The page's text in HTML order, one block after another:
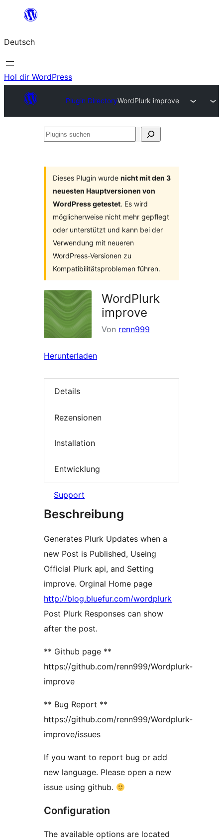
springen
Deutsch
Hol dir WordPress
Plugin DirectoryWordPlurk improve
Plugins
Dieses Plugin wurde nicht mit den 3
neuesten Hauptversionen von
WordPress getestet. Es wird
möglicherweise nicht mehr gepflegt
oder unterstützt und kann bei der
Verwendung mit neueren
WordPress-Versionen zu
Kompatibilitätsproblemen führen.
WordPlurk
improve
Von renn999
Herunterladen
Details
Rezensionen
Installation
Entwicklung
Support
Beschreibung
Generates Plurk Updates when a
new Post is Published, Useing
Official Plurk api, and Setting
improve. Orginal Home page
http://blog.bluefur.com/wordplurk
Post Plurk Responses can show
after the post.
** Github page **
https://github.com/renn999/Wordplurk-
improve
** Bug Report **
https://github.com/renn999/Wordplurk-
improve/issues
If you want to report bug or add
new language. Please open a new
issue using github.
Configuration
The available options are located